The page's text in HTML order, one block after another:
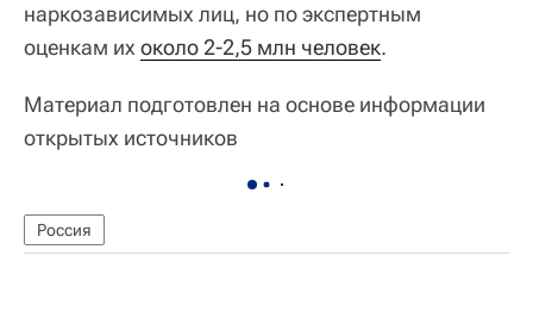
наркозависимых лиц, но по экспертным
оценкам их около 2-2,5 млн человек.
Материал подготовлен на основе информации
открытых источников
Россия